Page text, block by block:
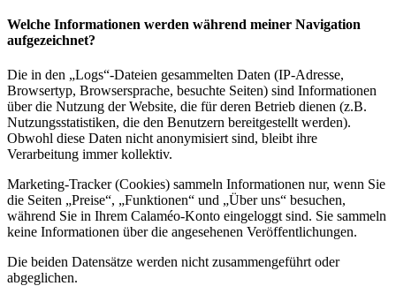
Welche Informationen werden während meiner Navigation
aufgezeichnet?
Die in den „Logs“-Dateien gesammelten Daten (IP-Adresse,
Browsertyp, Browsersprache, besuchte Seiten) sind Informationen
über die Nutzung der Website, die für deren Betrieb dienen (z.B.
Nutzungsstatistiken, die den Benutzern bereitgestellt werden).
Obwohl diese Daten nicht anonymisiert sind, bleibt ihre
Verarbeitung immer kollektiv.
Marketing-Tracker (Cookies) sammeln Informationen nur, wenn Sie
die Seiten „Preise“, „Funktionen“ und „Über uns“ besuchen,
während Sie in Ihrem Calaméo-Konto eingeloggt sind. Sie sammeln
keine Informationen über die angesehenen Veröffentlichungen.
Die beiden Datensätze werden nicht zusammengeführt oder
abgeglichen.